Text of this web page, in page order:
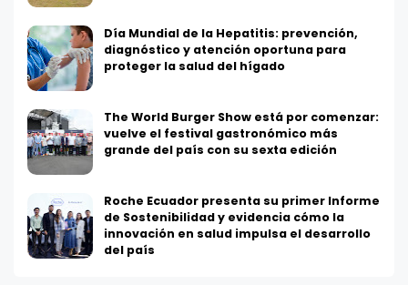
Día Mundial de la Hepatitis: prevención,
diagnóstico y atención oportuna para
proteger la salud del hígado
The World Burger Show está por comenzar:
vuelve el festival gastronómico más
grande del país con su sexta edición
Roche Ecuador presenta su primer Informe
de Sostenibilidad y evidencia cómo la
innovación en salud impulsa el desarrollo
del país